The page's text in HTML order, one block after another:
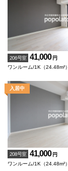
206号室 41,000 円
ワンルーム/1K（24.48m²）
208号室 41,000 円
ワンルーム/1K（24.48m²）